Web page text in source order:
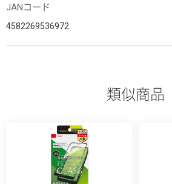
JANコード
4582269536972
類似商品